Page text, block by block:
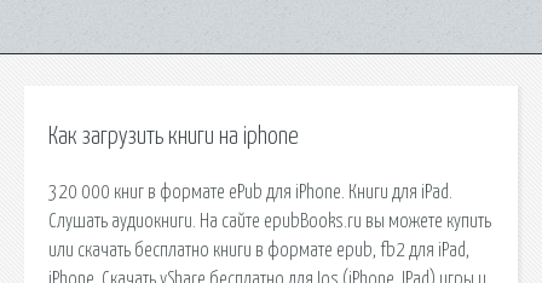
Как загрузить книги на iphone
320 000 книг в формате ePub для iPhone. Книги для iPad.
Слушать аудиокниги. На сайте epubBooks.ru вы можете купить
или скачать бесплатно книги в формате epub, fb2 для iPad,
iPhone. Скачать vShare бесплатно для Ios (iPhone, IPad) игры и